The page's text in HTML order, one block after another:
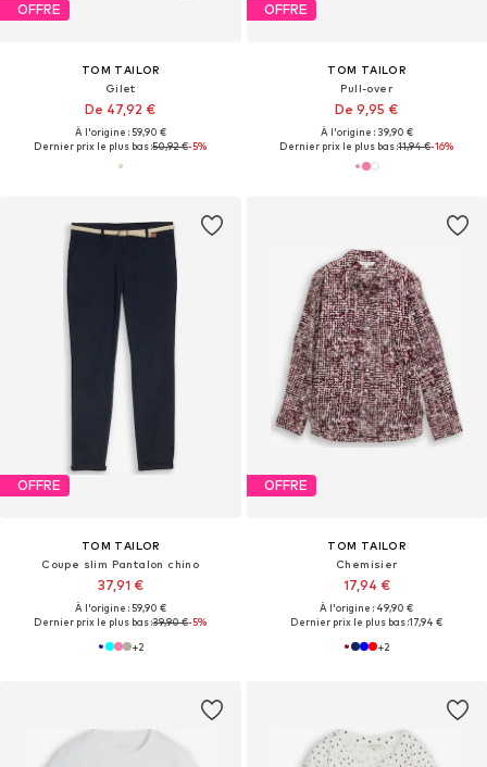
OFFRE
TOM TAILOR
Gilet
De 47,92 €
À l'origine : 59,90 €
Dernier prix le plus bas :50,92 €-5%
OFFRE
TOM TAILOR
Pull-over
De 9,95 €
À l'origine : 39,90 €
Dernier prix le plus bas :11,94 €-16%
OFFRE
TOM TAILOR
Coupe slim Pantalon chino
37,91 €
À l'origine : 59,90 €
Dernier prix le plus bas :39,90 €-5%
+2
OFFRE
TOM TAILOR
Chemisier
17,94 €
À l'origine : 49,90 €
Dernier prix le plus bas :17,94 €
+2